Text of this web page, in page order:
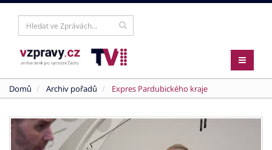
Domů Archiv pořadů Expres Pardubického kraje